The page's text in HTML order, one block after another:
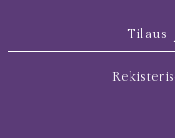
Tilaus-